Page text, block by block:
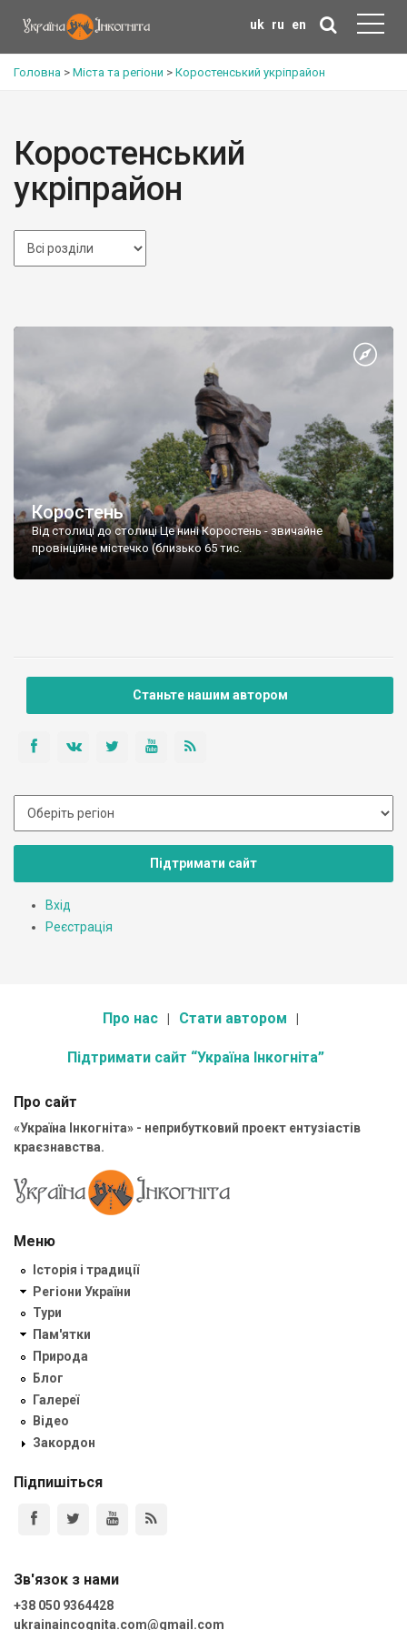
uk ru en
Головна > Міста та регіони > Коростенський укріпрайон
Коростенський
укріпрайон
Коростень
Від столиці до столиці Це нині Коростень - звичайне
провінційне містечко (близько 65 тис.
Станьте нашим автором
Підтримати сайт
Вхід
Реєстрація
Про нас Стати автором
Підтримати сайт “Україна Інкогніта”
Про сайт
«Україна Інкогніта» - неприбутковий проект ентузіастів
краєзнавства.
Меню
Історія і традиції
Регіони України
Тури
Пам'ятки
Природа
Блог
Галереї
Відео
Закордон
Підпишіться
Зв'язок з нами
+38 050 9364428
ukrainaincognita.com@gmail.com